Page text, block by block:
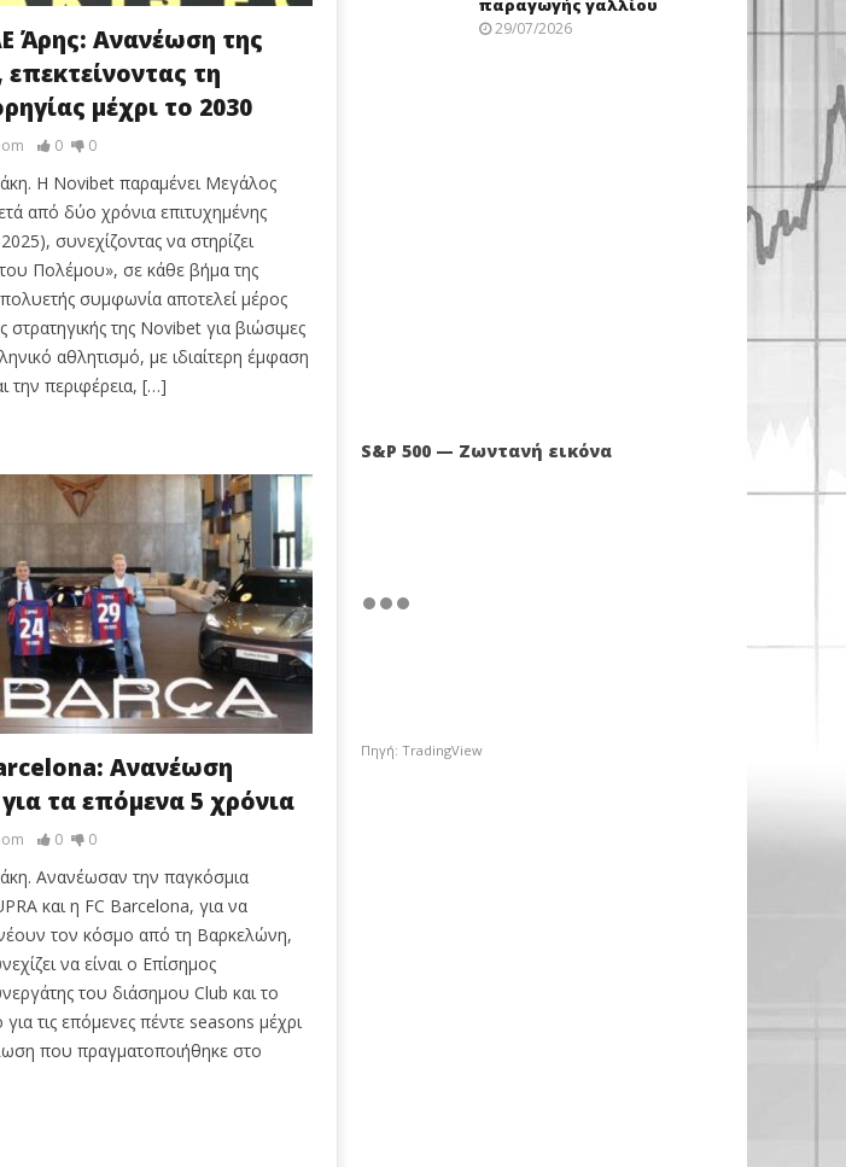
Άρης: Ανανέωση της
τη
μέχρι το 2030
0 0
Η Novibet παραμένει Μεγάλος
από δύο χρόνια επιτυχημένης
συνεχίζοντας να στηρίζει
Πολέμου», σε κάθε βήμα της
συμφωνία αποτελεί μέρος
της Novibet για βιώσιμες
αθλητισμό, με ιδιαίτερη έμφαση
την περιφέρεια, […]
Ανανέωση
τα επόμενα 5 χρόνια
0 0
Ανανέωσαν την παγκόσμια
και η FC Barcelona, για να
τον κόσμο από τη Βαρκελώνη,
να είναι ο Επίσημος
του διάσημου Club και το
τις επόμενες πέντε seasons μέχρι
που πραγματοποιήθηκε στο
παραγωγής γαλλίου
29/07/2026
S&P 500 — Ζωντανή εικόνα
Πηγή: TradingView